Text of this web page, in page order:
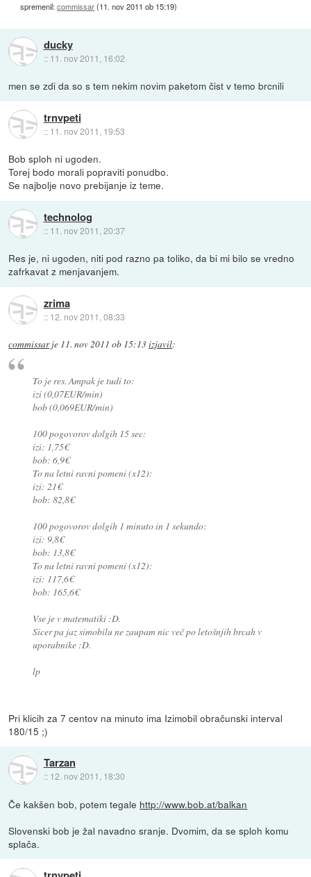
spremenil:commissar(11. nov 2011 ob 15:19)
ducky
:: 11. nov 2011, 16:02
men se zdi da so s tem nekim novim paketom čist v temo brcnili
trnvpeti
:: 11. nov 2011, 19:53
Bob sploh ni ugoden.
Torej bodo morali popraviti ponudbo.
Se najbolje novo prebijanje iz teme.
technolog
:: 11. nov 2011, 20:37
Res je, ni ugoden, niti pod razno pa toliko, da bi mi bilo se vredno
zafrkavat z menjavanjem.
zrima
:: 12. nov 2011, 08:33
commissarje 11. nov 2011 ob 15:13izjavil:
To je res. Ampak je tudi to:
izi (0,07EUR/min)
bob (0,069EUR/min)
100 pogovorov dolgih 15 sec:
izi: 1,75€
bob: 6,9€
To na letni ravni pomeni (x12):
izi: 21€
bob: 82,8€
100 pogovorov dolgih 1 minuto in 1 sekundo:
izi: 9,8€
bob: 13,8€
To na letni ravni pomeni (x12):
izi: 117,6€
bob: 165,6€
Vse je v matematiki :D.
Sicer pa jaz simobilu ne zaupam nic več po letošnjih brcah v
uporabnike :D.
lp
Pri klicih za 7 centov na minuto ima Izimobil obračunski interval
180/15 ;)
Tarzan
:: 12. nov 2011, 18:30
Če kakšen bob, potem tegale http://www.bob.at/balkan
Slovenski bob je žal navadno sranje. Dvomim, da se sploh komu
splača.